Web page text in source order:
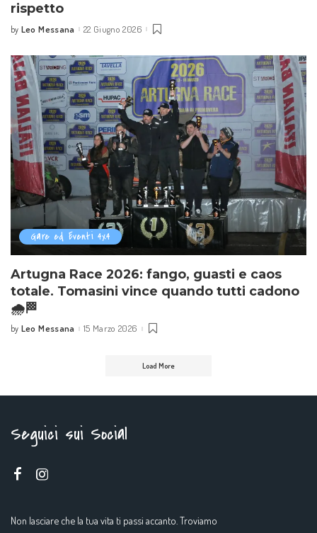
rispetto
Posted
by Leo Messana 22 Giugno 2026
Gare ed Eventi 4x4
Artugna Race 2026: fango, guasti e caos
totale. Tomasini vince quando tutti cadono
🌧️🏁
Posted
by Leo Messana 15 Marzo 2026
Load More
Seguici sui Social
Non lasciare che la tua vita ti passi accanto. Troviamo